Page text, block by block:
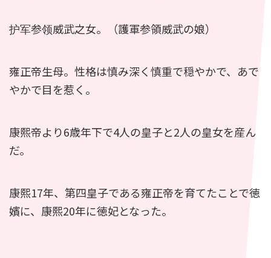
护军参领威武之女。（護軍参領威武の娘）
雍正帝生母。性格は慎み深く慎重で穏やかで、あで
やかで目を惹く。
康熙帝より6歳年下で4人の皇子と2人の皇女を産ん
だ。
康熙17年、第四皇子である雍正帝を育てたことで徳
嬪に、康熙20年に徳妃となった。